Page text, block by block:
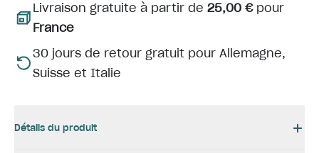
Livraison gratuite à partir de 25,00 €pour
France
30 jours de retour gratuit pour Allemagne,
Suisse et Italie
Détails du produit